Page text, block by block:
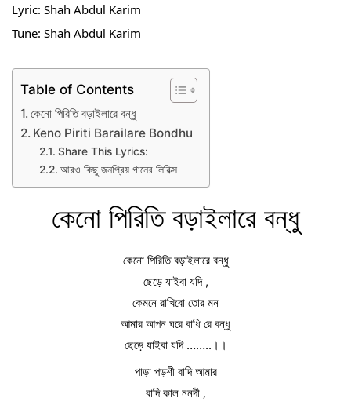
Lyric: Shah Abdul Karim
Tune: Shah Abdul Karim
Table of Contents
কেনো পিরিতি বড়াইলারে বন্ধু
Keno Piriti Barailare Bondhu
Share This Lyrics:
আরও কিছু জনপ্রিয় গানের লিরিক্স
কেনো পিরিতি বড়াইলারে বন্ধু
কেনো পিরিতি বড়াইলারে বন্ধু
ছেড়ে যাইবা যদি ,
কেমনে রাখিবো তোর মন
আমার আপন ঘরে বাধি রে বন্ধু
ছেড়ে যাইবা যদি ……..।।
পাড়া পড়শী বাদি আমার
বাদি কাল ননদী ,